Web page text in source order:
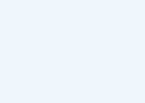
レス演算子 & を使って、変数scoreのメ